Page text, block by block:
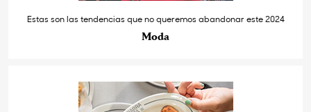
Estas son las tendencias que no queremos abandonar este 2024
Moda